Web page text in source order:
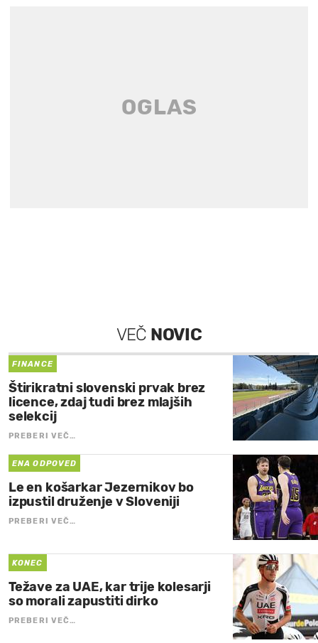
VEČ NOVIC
FINANCE
Štirikratni slovenski prvak brez
licence, zdaj tudi brez mlajših
selekcij
PREBERI VEČ…
ENA ODPOVED
Le en košarkar Jezernikov bo
izpustil druženje v Sloveniji
PREBERI VEČ…
KONEC
Težave za UAE, kar trije kolesarji
so morali zapustiti dirko
PREBERI VEČ…